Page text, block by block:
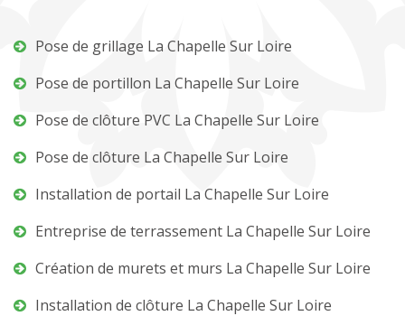
Pose de grillage La Chapelle Sur Loire
Pose de portillon La Chapelle Sur Loire
Pose de clôture PVC La Chapelle Sur Loire
Pose de clôture La Chapelle Sur Loire
Installation de portail La Chapelle Sur Loire
Entreprise de terrassement La Chapelle Sur Loire
Création de murets et murs La Chapelle Sur Loire
Installation de clôture La Chapelle Sur Loire